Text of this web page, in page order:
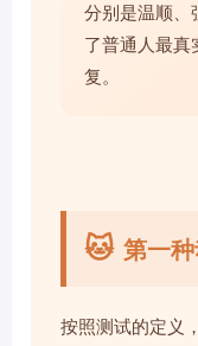
分别是温顺、
了普通人最真
复。
🐱 第一
按照测试的定义